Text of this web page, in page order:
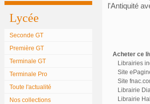
Lycée
Seconde GT
Première GT
Terminale GT
Terminale Pro
Toute l'actualité
Nos collections
l'Antiquité
Acheter ce
Librairies
Site
Site
Librairie
Librairie